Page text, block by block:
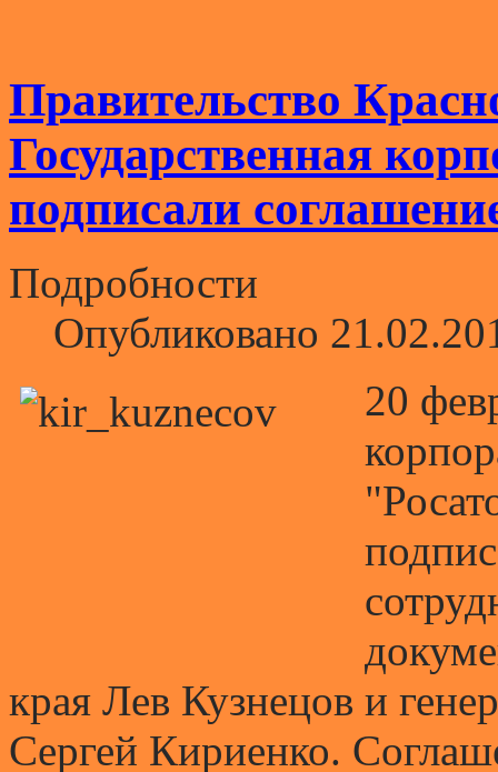
Правительство
Государственная
подписали
Подробности
Опубликовано
20
края Лев Кузнецов и
Сергей Кириенко.